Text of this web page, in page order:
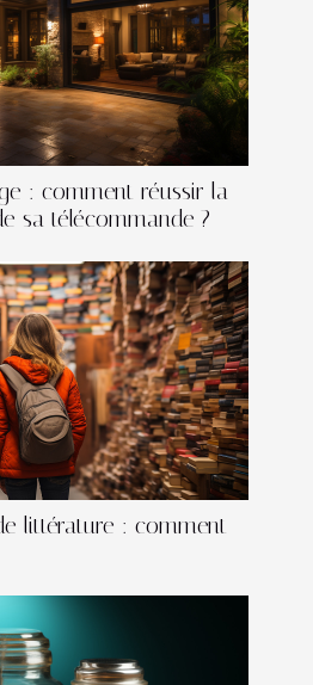
: comment réussir la
sa télécommande ?
littérature : comment